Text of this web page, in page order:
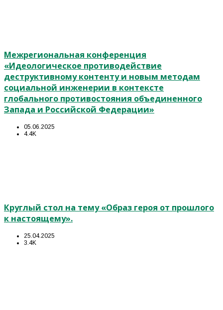
Межрегиональная конференция
«Идеологическое противодействие
деструктивному контенту и новым методам
социальной инженерии в контексте
глобального противостояния объединенного
Запада и Российской Федерации»
05.06.2025
4.4K
Круглый стол на тему «Образ героя от прошлого
к настоящему».
25.04.2025
3.4K